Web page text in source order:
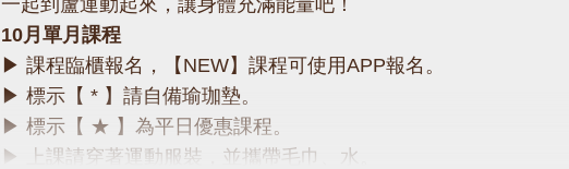
一起到蘆運動起來，讓身體充滿能量吧！
10月單月課程
▶ 課程臨櫃報名，【NEW】課程可使用APP報名。
▶ 標示【 * 】請自備瑜珈墊。
▶ 標示【 ★ 】為平日優惠課程。
▶ 上課請穿著運動服裝，並攜帶毛巾、水。